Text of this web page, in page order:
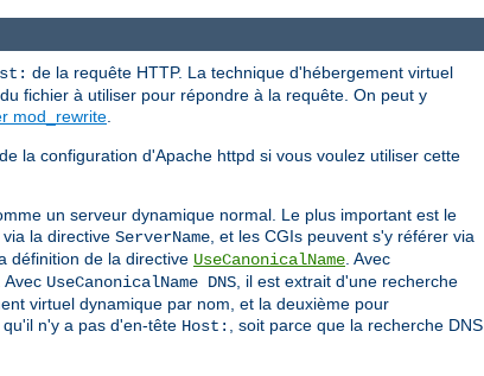
de la requête HTTP. La technique d'hébergement virtuel
fichier à utiliser pour répondre à la requête. On peut y
mod_rewrite
la configuration d'Apache httpd si vous voulez utiliser cette
un serveur dynamique normal. Le plus important est le
la directive ServerName , et les CGIs peuvent s'y référer via
définition de la directive UseCanonicalName . Avec
Avec UseCanonicalName DNS , il est extrait d'une recherche
virtuel dynamique par nom, et la deuxième pour
n'y a pas d'en-tête Host:
, soit parce que la recherche DNS